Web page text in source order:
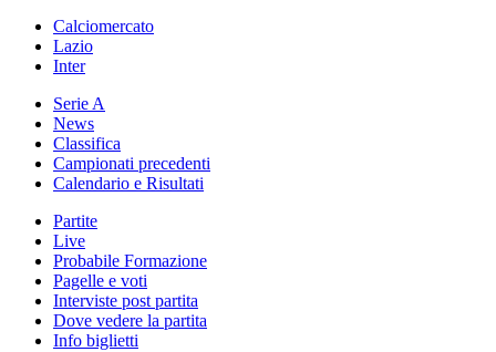
Calciomercato
Lazio
Inter
Serie A
News
Classifica
Campionati precedenti
Calendario e Risultati
Partite
Live
Probabile Formazione
Pagelle e voti
Interviste post partita
Dove vedere la partita
Info biglietti